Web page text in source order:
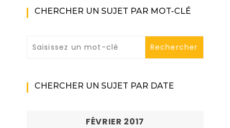
CHERCHER UN SUJET PAR MOT-CLÉ
CHERCHER UN SUJET PAR DATE
FÉVRIER 2017